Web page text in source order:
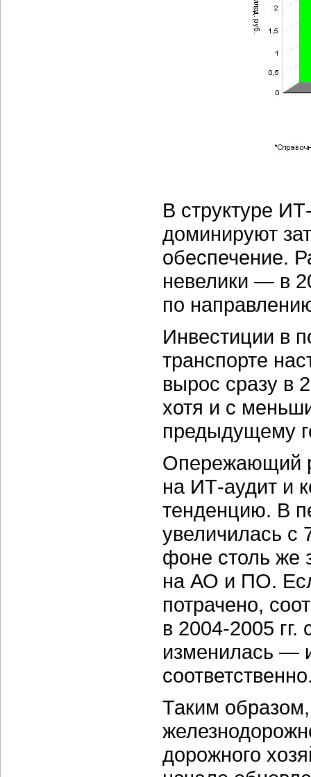
В структуре
доминируют
обеспечение.
невелики — в
по
Инвестиции в
транспорте
вырос сразу в
хотя и с
предыдущему
Опережающий
на ИТ-аудит и
тенденцию. В
увеличилась с
фоне столь же
на АО и ПО.
потрачено,
в 2004-2005
изменилась —
Таким
дорожного